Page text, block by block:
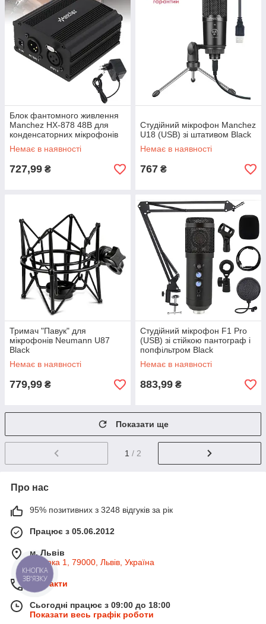
Блок фантомного живлення
Manchez HX-878 48В для
конденсаторних мікрофонів
Немає в наявності
727,99 ₴
Студійний мікрофон Manchez
U18 (USB) зі штативом Black
Немає в наявності
767 ₴
Тримач "Павук" для
мікрофонів Neumann U87
Black
Немає в наявності
779,99 ₴
Студійний мікрофон F1 Pro
(USB) зі стійкою пантограф і
попфільтром Black
Немає в наявності
883,99 ₴
Показати ще
1 / 2
Про нас
95% позитивних з 3248 відгуків за рік
Працює з 05.06.2012
м. Львів
Широка 1, 79000, Львів, Україна
Контакти
Сьогодні працює з 09:00 до 18:00
Показати весь графік роботи
КНОПКА
ЗВ'ЯЗКУ